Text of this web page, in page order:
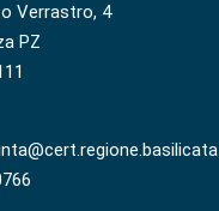
Verrastro, 4
PZ